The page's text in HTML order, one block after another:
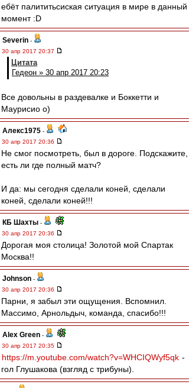
ебёт палититьсиская ситуация в мире в данный
момент :D
Severin -
30 апр 2017 20:37
Цитата
Гедеон » 30 апр 2017 20:23
Все довольны в раздевалке и Боккетти и
Маурисио о)
Алекс1975 -
30 апр 2017 20:36
Не смог посмотреть, был в дороге. Подскажите,
есть ли где полный матч?
И да: мы сегодня сделали коней, сделали
коней, сделали коней!!!
КБ Шахты -
30 апр 2017 20:36
Дорогая моя столица! Золотой мой Спартак
Москва!!
Johnson -
30 апр 2017 20:36
Парни, я забыл эти ощущения. Вспомнил.
Массимо, Арнольдыч, команда, спасибо!!!
Alex Green -
30 апр 2017 20:35
https://m.youtube.com/watch?v=WHCIQWyf5qk -
гол Глушакова (взгляд с трибуны).